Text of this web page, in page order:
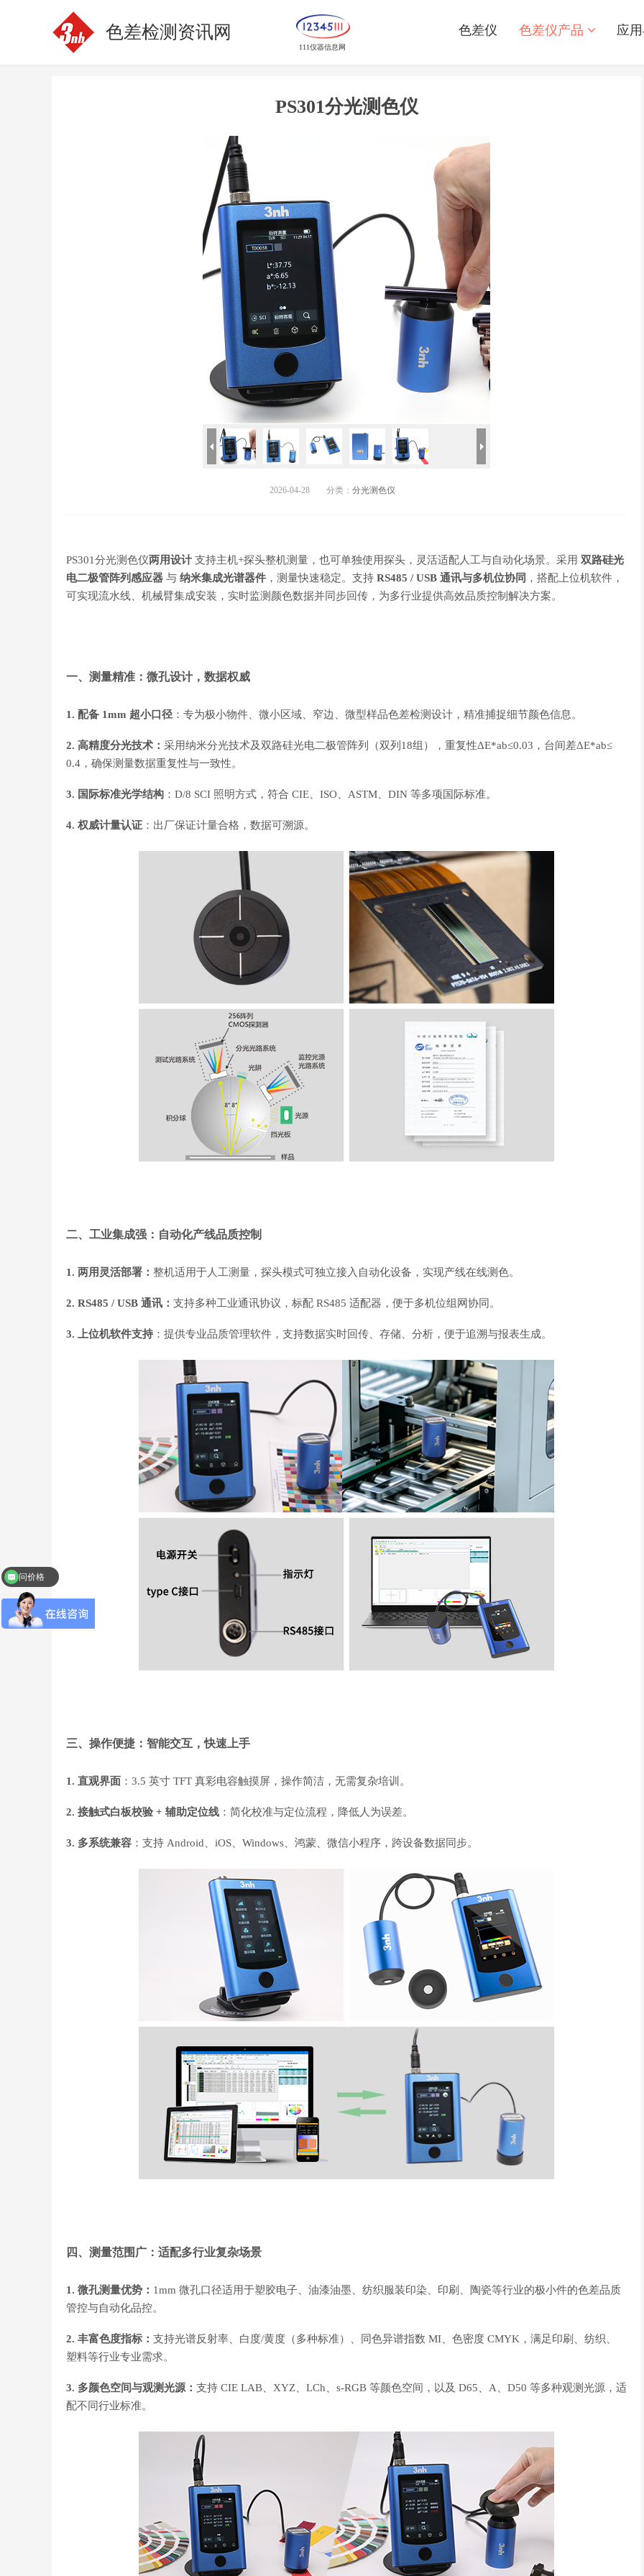
色差检测资讯网
111仪器信息网
色差仪 色差仪产品 应
PS301分光测色仪
2026-04-28 分类： 分光测色仪
PS301分光测色仪两用设计支持主机+探头整机测量，也可单独使用探头，灵活适配人工与自动化场景。采用 双路硅光
电二极管阵列感应器 与 纳米集成光谱器件 ，测量快速稳定。支持 RS485 / USB 通讯与多机位协同 ，搭配上位机软件，
可实现流水线、机械臂集成安装，实时监测颜色数据并同步回传，为多行业提供高效品质控制解决方案。
一、测量精准：微孔设计，数据权威
1. 配备 1mm 超小口径 ：专为极小物件、微小区域、窄边、微型样品色差检测设计，精准捕捉细节颜色信息。
2. 高精度分光技术： 采用纳米分光技术及双路硅光电二极管阵列（双列18组），重复性ΔE*ab≤0.03，台间差ΔE*ab≤
0.4，确保测量数据重复性与一致性。
3. 国际标准光学结构 ：D/8 SCI 照明方式，符合 CIE、ISO、ASTM、DIN 等多项国际标准。
4. 权威计量认证 ：出厂保证计量合格，数据可溯源。
二、工业集成强：自动化产线品质控制
1. 两用灵活部署： 整机适用于人工测量，探头模式可独立接入自动化设备，实现产线在线测色。
2. RS485 / USB 通讯： 支持多种工业通讯协议，标配 RS485 适配器，便于多机位组网协同。
3. 上位机软件支持：提供专业品质管理软件，支持数据实时回传、存储、分析，便于追溯与报表生成。
三、操作便捷：智能交互，快速上手
1. 直观界面 ：3.5 英寸 TFT 真彩电容触摸屏，操作简洁，无需复杂培训。
2. 接触式白板校验 + 辅助定位线 ：简化校准与定位流程，降低人为误差。
3. 多系统兼容 ：支持 Android、iOS、Windows、鸿蒙、微信小程序，跨设备数据同步。
四、测量范围广：适配多行业复杂场景
1. 微孔测量优势： 1mm 微孔口径适用于塑胶电子、油漆油墨、纺织服装印染、印刷、陶瓷等行业的极小件的色差品质
管控与自动化品控。
2. 丰富色度指标： 支持光谱反射率、白度/黄度（多种标准）、同色异谱指数 MI、色密度 CMYK，满足印刷、纺织、
塑料等行业专业需求。
3. 多颜色空间与观测光源： 支持 CIE LAB、XYZ、LCh、s-RGB 等颜色空间，以及 D65、A、D50 等多种观测光源，适
配不同行业标准。
问产品